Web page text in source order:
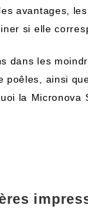
avantages,
​si elle
dans les
poêles, ainsi
la